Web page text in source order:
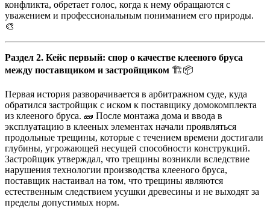
конфликта, обретает голос, когда к нему обращаются с
уважением и профессиональным пониманием его природы.
🎨
Раздел 2. Кейс первый: спор о качестве клееного бруса
между поставщиком и застройщиком 🏗️📦
Первая история разворачивается в арбитражном суде, куда
обратился застройщик с иском к поставщику домокомплекта
из клееного бруса. 🧱 После монтажа дома и ввода в
эксплуатацию в клееных элементах начали проявляться
продольные трещины, которые с течением времени достигали
глубины, угрожающей несущей способности конструкций.
Застройщик утверждал, что трещины возникли вследствие
нарушения технологии производства клееного бруса,
поставщик настаивал на том, что трещины являются
естественным следствием усушки древесины и не выходят за
пределы допустимых норм.